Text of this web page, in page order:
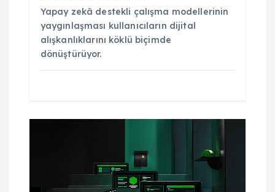
Yapay zekâ destekli çalışma modellerinin
yaygınlaşması kullanıcıların dijital
alışkanlıklarını köklü biçimde
dönüştürüyor.